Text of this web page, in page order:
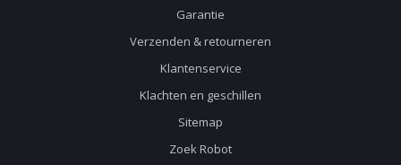
Garantie
Verzenden & retourneren
Klantenservice
Klachten en geschillen
Sitemap
Zoek Robot